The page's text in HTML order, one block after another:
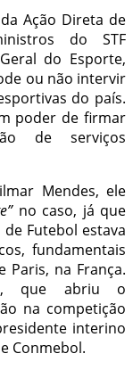
Ação Direta de
do STF
do Esporte,
ou não intervir
do país.
poder de firmar
de serviços
Mendes, ele
no caso, já que
Futebol estava
fundamentais
Paris, na França.
que abriu o
na competição
interino
Conmebol.